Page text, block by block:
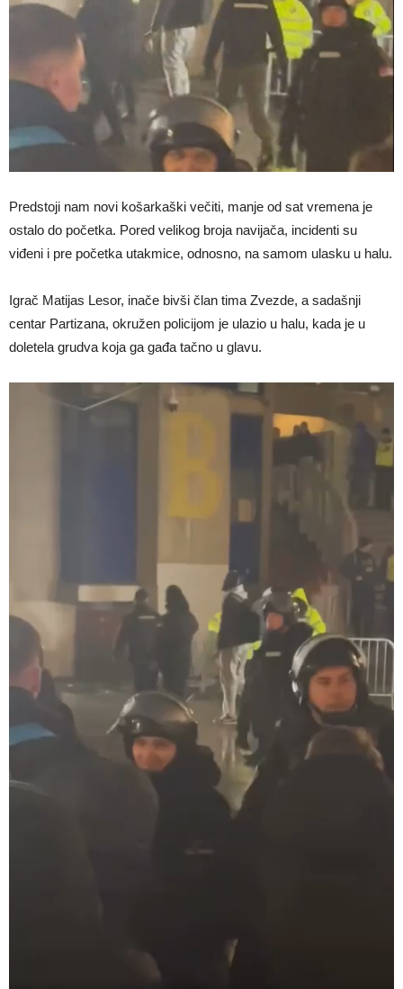
Predstoji nam novi košarkaški večiti, manje od sat vremena je
ostalo do početka. Pored velikog broja navijača, incidenti su
viđeni i pre početka utakmice, odnosno, na samom ulasku u halu.
Igrač Matijas Lesor, inače bivši član tima Zvezde, a sadašnji
centar Partizana, okružen policijom je ulazio u halu, kada je u
doletela grudva koja ga gađa tačno u glavu.